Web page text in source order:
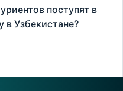
поступят в
в Узбекистане?